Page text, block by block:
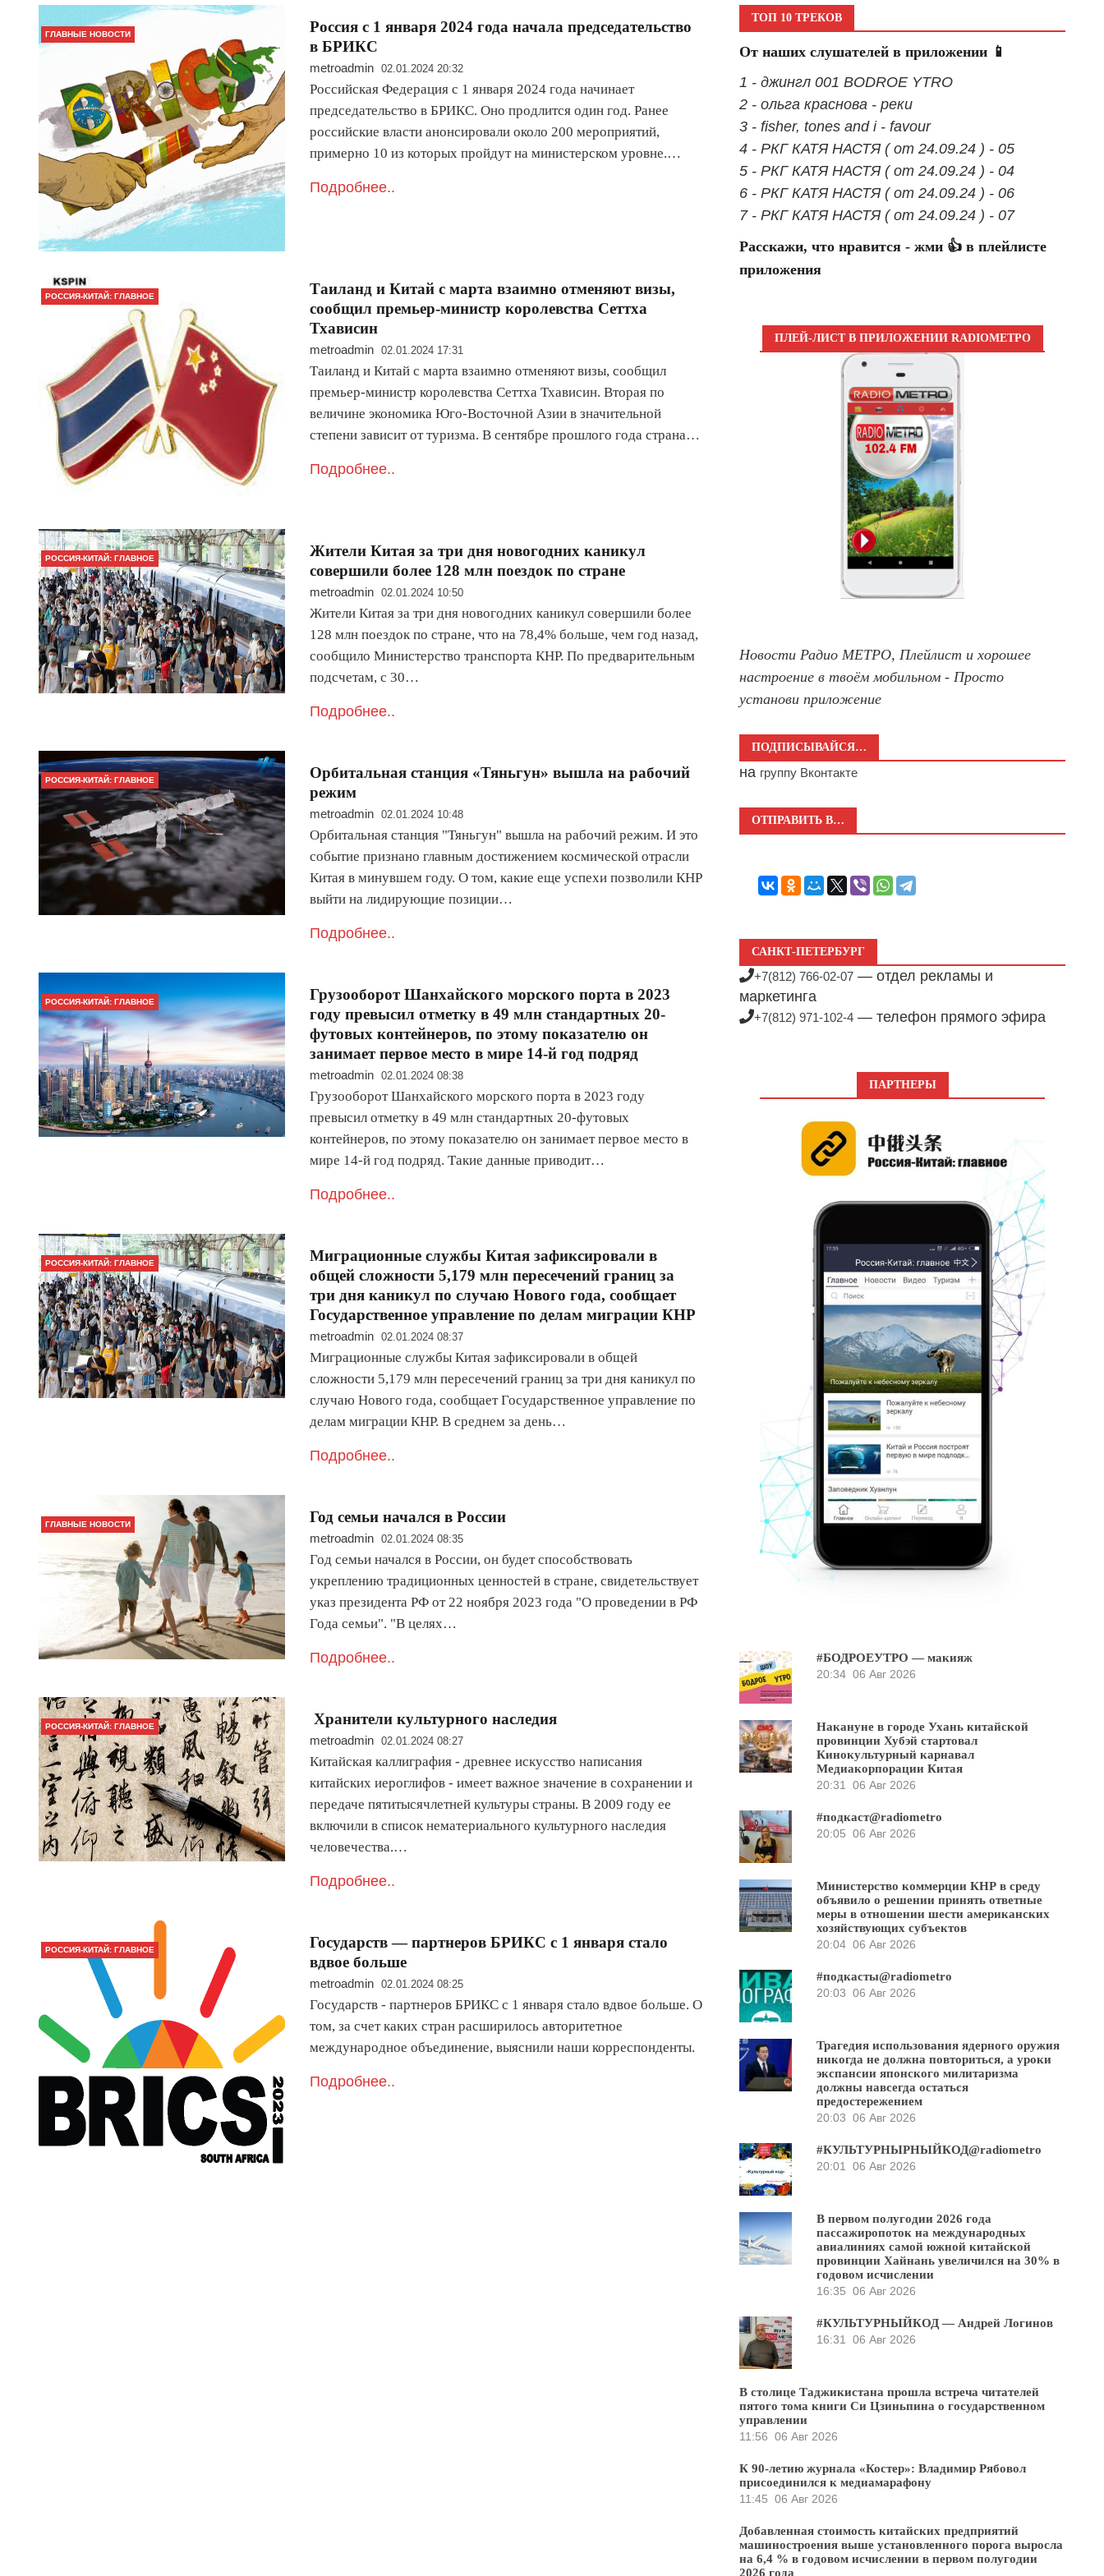
ГЛАВНЫЕ НОВОСТИ
Россия с 1 января 2024 года начала председательство
в БРИКС
metroadmin 02.01.2024 20:32
Российская Федерация с 1 января 2024 года начинает
председательство в БРИКС. Оно продлится один год. Ранее
российские власти анонсировали около 200 мероприятий,
примерно 10 из которых пройдут на министерском уровне.…
Подробнее..
РОССИЯ-КИТАЙ: ГЛАВНОЕ
Таиланд и Китай с марта взаимно отменяют визы,
сообщил премьер-министр королевства Сеттха
Тхависин
metroadmin 02.01.2024 17:31
Таиланд и Китай с марта взаимно отменяют визы, сообщил
премьер-министр королевства Сеттха Тхависин. Вторая по
величине экономика Юго-Восточной Азии в значительной
степени зависит от туризма. В сентябре прошлого года страна…
Подробнее..
РОССИЯ-КИТАЙ: ГЛАВНОЕ
Жители Китая за три дня новогодних каникул
совершили более 128 млн поездок по стране
metroadmin 02.01.2024 10:50
Жители Китая за три дня новогодних каникул совершили более
128 млн поездок по стране, что на 78,4% больше, чем год назад,
сообщило Министерство транспорта КНР. По предварительным
подсчетам, с 30…
Подробнее..
РОССИЯ-КИТАЙ: ГЛАВНОЕ
Орбитальная станция «Тяньгун» вышла на рабочий
режим
metroadmin 02.01.2024 10:48
Орбитальная станция "Тяньгун" вышла на рабочий режим. И это
событие признано главным достижением космической отрасли
Китая в минувшем году. О том, какие еще успехи позволили КНР
выйти на лидирующие позиции…
Подробнее..
РОССИЯ-КИТАЙ: ГЛАВНОЕ
Грузооборот Шанхайского морского порта в 2023
году превысил отметку в 49 млн стандартных 20-
футовых контейнеров, по этому показателю он
занимает первое место в мире 14-й год подряд
metroadmin 02.01.2024 08:38
Грузооборот Шанхайского морского порта в 2023 году
превысил отметку в 49 млн стандартных 20-футовых
контейнеров, по этому показателю он занимает первое место в
мире 14-й год подряд. Такие данные приводит…
Подробнее..
РОССИЯ-КИТАЙ: ГЛАВНОЕ
Миграционные службы Китая зафиксировали в
общей сложности 5,179 млн пересечений границ за
три дня каникул по случаю Нового года, сообщает
Государственное управление по делам миграции КНР
metroadmin 02.01.2024 08:37
Миграционные службы Китая зафиксировали в общей
сложности 5,179 млн пересечений границ за три дня каникул по
случаю Нового года, сообщает Государственное управление по
делам миграции КНР. В среднем за день…
Подробнее..
ГЛАВНЫЕ НОВОСТИ Год семьи начался в России
metroadmin 02.01.2024 08:35
Год семьи начался в России, он будет способствовать
укреплению традиционных ценностей в стране, свидетельствует
указ президента РФ от 22 ноября 2023 года "О проведении в РФ
Года семьи". "В целях…
Подробнее..
РОССИЯ-КИТАЙ: ГЛАВНОЕ Хранители культурного наследия
metroadmin 02.01.2024 08:27
Китайская каллиграфия - древнее искусство написания
китайских иероглифов - имеет важное значение в сохранении и
передаче пятитысячлетней культуры страны. В 2009 году ее
включили в список нематериального культурного наследия
человечества.…
Подробнее..
РОССИЯ-КИТАЙ: ГЛАВНОЕ
Государств — партнеров БРИКС с 1 января стало
вдвое больше
metroadmin 02.01.2024 08:25
Государств - партнеров БРИКС с 1 января стало вдвое больше. О
том, за счет каких стран расширилось авторитетное
международное объединение, выяснили наши корреспонденты.
Подробнее..
ТОП 10 ТРЕКОВ
От наших слушателей в приложении 📱
1 - джингл 001 BODROE YTRO
2 - ольга краснова - реки
3 - fisher, tones and i - favour
4 - РКГ КАТЯ НАСТЯ ( от 24.09.24 ) - 05
5 - РКГ КАТЯ НАСТЯ ( от 24.09.24 ) - 04
6 - РКГ КАТЯ НАСТЯ ( от 24.09.24 ) - 06
7 - РКГ КАТЯ НАСТЯ ( от 24.09.24 ) - 07
Расскажи, что нравится - жми 👍 в плейлисте
приложения
ПЛЕЙ-ЛИСТ В ПРИЛОЖЕНИИ RADIOМЕТРО
Новости Радио МЕТРО, Плейлист и хорошее
настроение в твоём мобильном - Просто
установи приложение
ПОДПИСЫВАЙСЯ…
на группу Вконтакте
ОТПРАВИТЬ В…
САНКТ-ПЕТЕРБУРГ
+7(812) 766-02-07 — отдел рекламы и
маркетинга
+7(812) 971-102-4 — телефон прямого эфира
ПАРТНЕРЫ
#БОДРОЕУТРО — макияж
20:34 06 Авг 2026
Накануне в городе Ухань китайской
провинции Хубэй стартовал
Кинокультурный карнавал
Медиакорпорации Китая
20:31
06 Авг 2026
#подкаст@radiometro
20:05 06 Авг 2026
Министерство коммерции КНР в среду
объявило о решении принять ответные
меры в отношении шести американских
хозяйствующих субъектов
20:04 06 Авг 2026
#подкасты@radiometro
20:03 06 Авг 2026
Трагедия использования ядерного оружия
никогда не должна повториться, а уроки
экспансии японского милитаризма
должны навсегда остаться
предостережением
20:03 06 Авг 2026
#КУЛЬТУРНЫРНЫЙКОД@radiometro
20:01
06 Авг 2026
В первом полугодии 2026 года
пассажиропоток на международных
авиалиниях самой южной китайской
провинции Хайнань увеличился на 30% в
годовом исчислении
16:35 06 Авг 2026
#КУЛЬТУРНЫЙКОД — Андрей Логинов
16:31
06 Авг 2026
В столице Таджикистана прошла встреча читателей
пятого тома книги Си Цзиньпина о государственном
управлении
11:56 06 Авг 2026
К 90-летию журнала «Костер»: Владимир Рябовол
присоединился к медиамарафону
11:45 06 Авг 2026
Добавленная стоимость китайских предприятий
машиностроения выше установленного порога выросла
на 6,4 % в годовом исчислении в первом полугодии
2026 года